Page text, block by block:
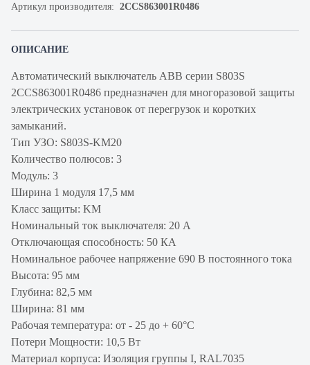
Артикул производителя: 2CCS863001R0486
ОПИСАНИЕ
Автоматический выключатель ABB серии S803S
2CCS863001R0486 предназначен для многоразовой защиты
электрических установок от перегрузок и коротких
замыканий.
Тип УЗО: S803S-KM20
Количество полюсов: 3
Модуль: 3
Ширина 1 модуля 17,5 мм
Класс защиты: KM
Номинальный ток выключателя: 20 А
Отключающая способность: 50 КА
Номинальное рабочее напряжение 690 В постоянного тока
Высота: 95 мм
Глубина: 82,5 мм
Ширина: 81 мм
Рабочая температура: от - 25 до + 60°С
Потери Мощности: 10,5 Вт
Материал корпуса: Изоляция группы I, RAL7035